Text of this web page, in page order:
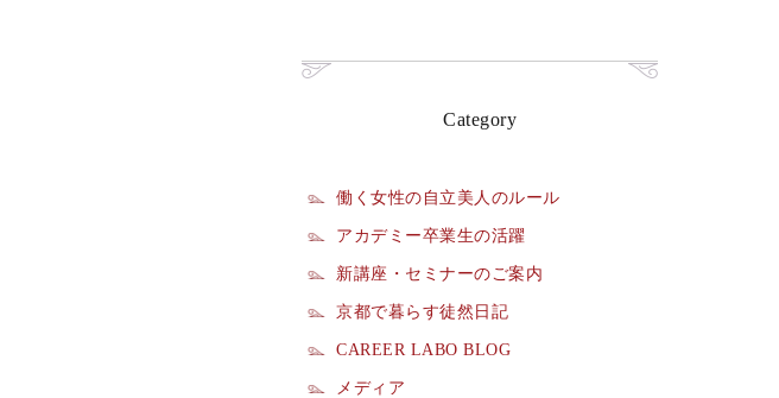
Category
働く女性の自立美人のルール
アカデミー卒業生の活躍
新講座・セミナーのご案内
京都で暮らす徒然日記
CAREER LABO BLOG
メディア